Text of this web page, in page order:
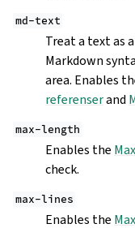
md-text
Treat a text as
Markdown
area. Enables
referenserand
max-length
Enables the
check.
max-lines
Enables the